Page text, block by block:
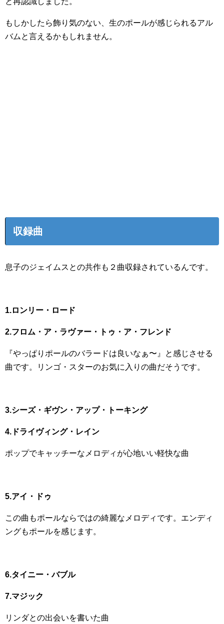
もしかしたら飾り気のない、生のポールが感じられるアル
バムと言えるかもしれません。
収録曲
息子のジェイムスとの共作も２曲収録されているんです。
1.ロンリー・ロード
2.フロム・ア・ラヴァー・トゥ・ア・フレンド
『やっぱりポールのバラードは良いなぁ〜』と感じさせる
曲です。リンゴ・スターのお気に入りの曲だそうです。
3.シーズ・ギヴン・アップ・トーキング
4.ドライヴィング・レイン
ポップでキャッチーなメロディが心地いい軽快な曲
5.アイ・ドゥ
この曲もポールならではの綺麗なメロディです。エンディ
ングもポールを感じます。
6.タイニー・バブル
7.マジック
リンダとの出会いを書いた曲